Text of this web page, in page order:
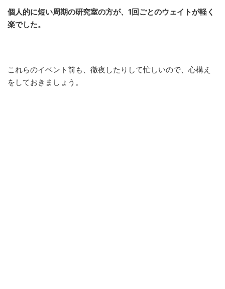
個人的に短い周期の研究室の方が、1回ごとのウェイトが軽く
楽でした。
これらのイベント前も、徹夜したりして忙しいので、心構え
をしておきましょう。